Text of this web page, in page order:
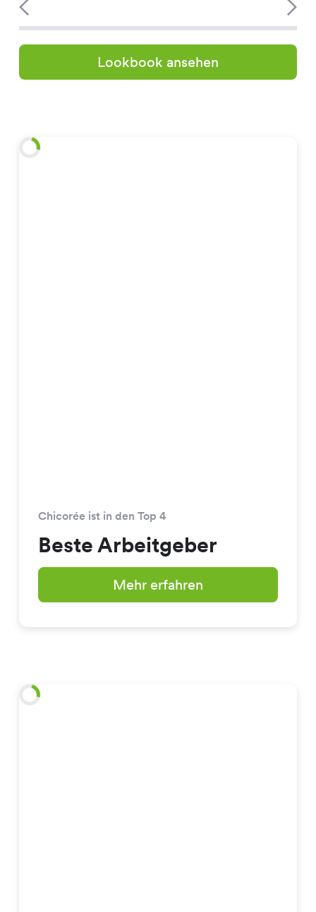
Lookbook ansehen
Chicorée ist in den Top 4
Beste Arbeitgeber
Mehr erfahren